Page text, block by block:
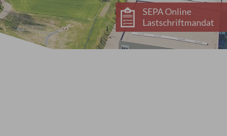
SEPA Online
Lastschriftmandat